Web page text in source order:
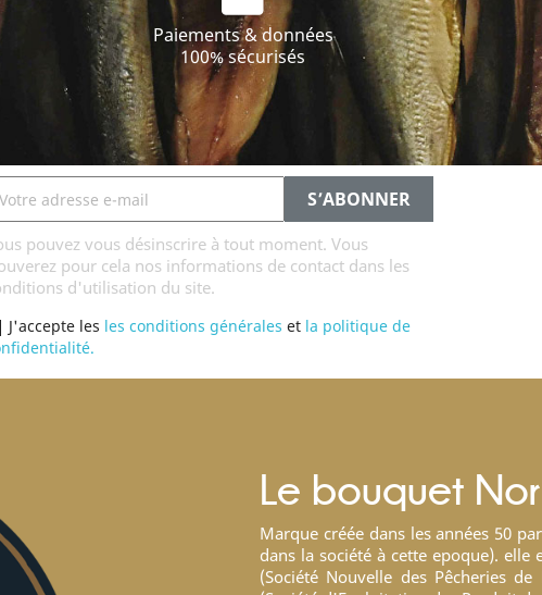
Paiements & données
100% sécurisés
pouvez vous désinscrire à tout moment. Vous
pour cela nos informations de contact dans les
d'utilisation du site.
J'accepte les les conditions générales et la politique de
Le bouquet
Marque créée dans les années 50
dans la société à cette epoque). elle
(Société Nouvelle des Pêcheries